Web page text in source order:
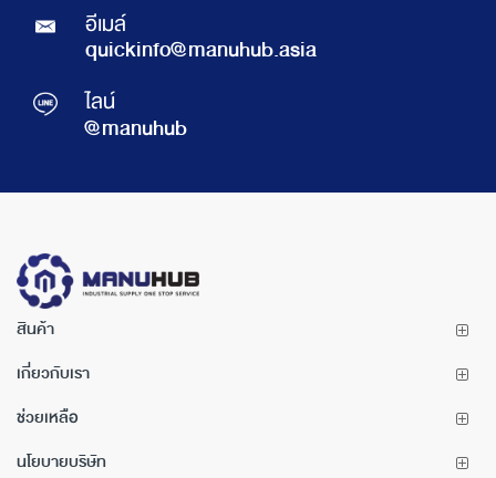
อีเมล์
quickinfo@manuhub.asia
ไลน์
@manuhub
สินค้า
เกี่ยวกับเรา
ช่วยเหลือ
นโยบายบริษัท